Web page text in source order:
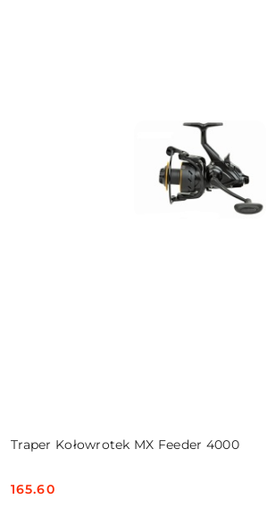
Traper Kołowrotek MX Feeder 4000
Cena:
165.60